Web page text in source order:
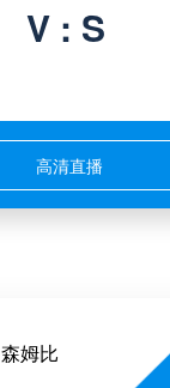
V : S
高清直播
森姆比